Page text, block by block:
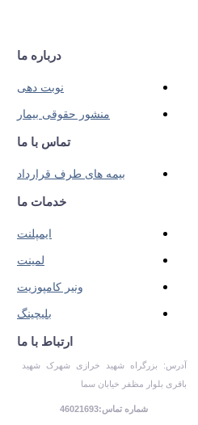
درباره ما
نوبت دهی
منشور حقوقی بیمار
تماس با ما
بیمه های طرف قرارداد
خدمات ما
ایمپلنت
لمینت
ونیر کامپوزیت
بلیچینگ
ارتباط با ما
آدرس: بزرگراه شهید خرازی شهرک شهید
باقری بلوار مظفر خیابان سما
شماره تماس:46021693